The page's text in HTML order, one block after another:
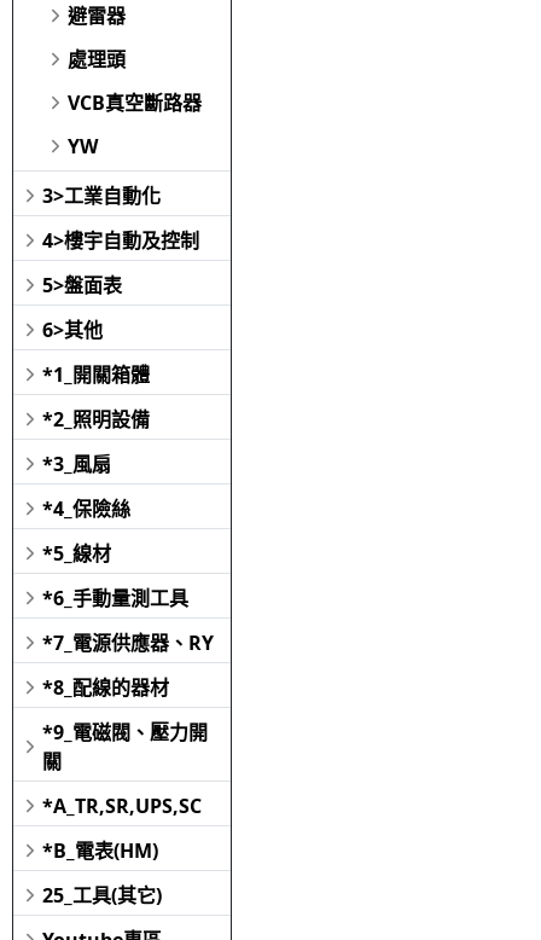
避雷器
處理頭
VCB真空斷路器
YW
3>工業自動化
4>樓宇自動及控制
5>盤面表
6>其他
*1_開關箱體
*2_照明設備
*3_風扇
*4_保險絲
*5_線材
*6_手動量測工具
*7_電源供應器、RY
*8_配線的器材
*9_電磁閥、壓力開
關
*A_TR,SR,UPS,SC
*B_電表(HM)
25_工具(其它)